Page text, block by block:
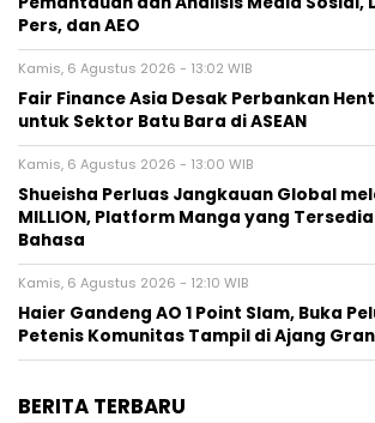
Pers, dan AEO
Kamis, 6 Agustus 2026 - 13:02 WIB
Fair Finance Asia Desak Perbankan
untuk Sektor Batu Bara di ASEAN
Kamis, 6 Agustus 2026 - 13:00 WIB
Shueisha Perluas Jangkauan Global
MILLION, Platform Manga yang
Bahasa
Kamis, 6 Agustus 2026 - 12:10 WIB
Haier Gandeng AO 1 Point Slam, Buka
Petenis Komunitas Tampil di Ajang
BERITA TERBARU